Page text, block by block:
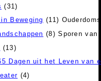
(31)
Beweging (11)
(8) Sporen
(13)
Dagen uit het Leven van
(4)